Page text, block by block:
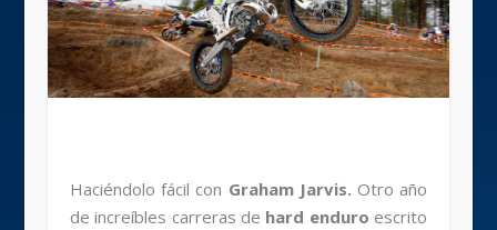
Haciéndolo fácil con Graham Jarvis. Otro año
de increíbles carreras de hard enduro escrito